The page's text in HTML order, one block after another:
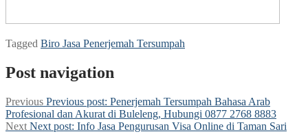
Tagged Biro Jasa Penerjemah Tersumpah
Post navigation
Previous Previous post: Penerjemah Tersumpah Bahasa Arab
Profesional dan Akurat di Buleleng, Hubungi 0877 2768 8883
Next Next post: Info Jasa Pengurusan Visa Online di Taman Sari